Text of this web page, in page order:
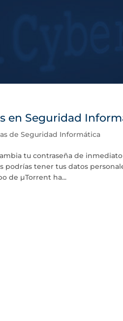
en Seguridad
de Seguridad Informática
tu contraseña de
podrías tener tus datos
de μTorrent ha...